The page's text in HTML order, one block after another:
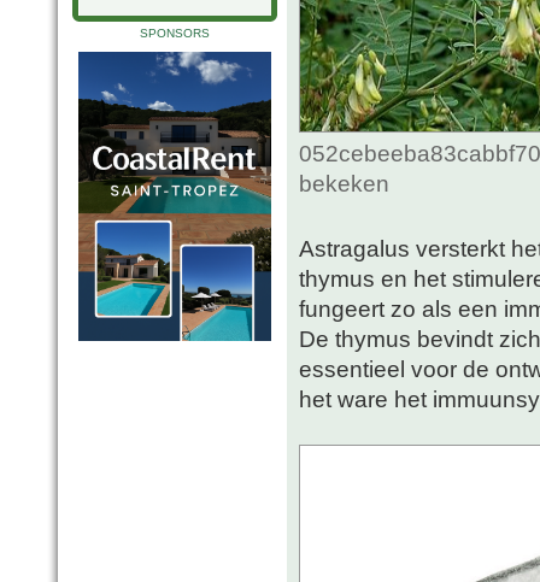
SPONSORS
bekeken
Astragalus versterkt
thymus en het
fungeert zo als een
De thymus bevindt
essentieel voor de
het ware het